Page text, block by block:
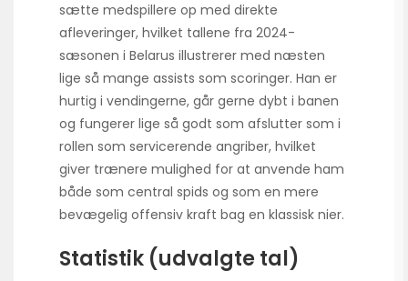
sætte medspillere op med direkte
afleveringer, hvilket tallene fra 2024-
sæsonen i Belarus illustrerer med næsten
lige så mange assists som scoringer. Han er
hurtig i vendingerne, går gerne dybt i banen
og fungerer lige så godt som afslutter som i
rollen som servicerende angriber, hvilket
giver trænere mulighed for at anvende ham
både som central spids og som en mere
bevægelig offensiv kraft bag en klassisk nier.
Statistik (udvalgte tal)